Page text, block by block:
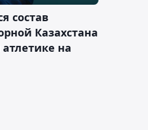
состав
Казахстана
на